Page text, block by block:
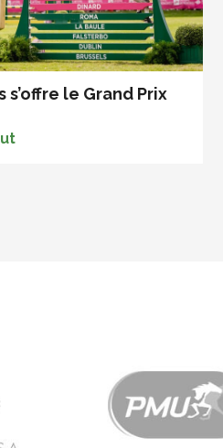
s’offre le Grand Prix